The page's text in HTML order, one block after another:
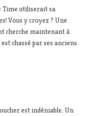
Time utiliserait sa
Vous y croyez ? Une
cherche maintenant à
chassé par ses anciens
est indéniable. Un